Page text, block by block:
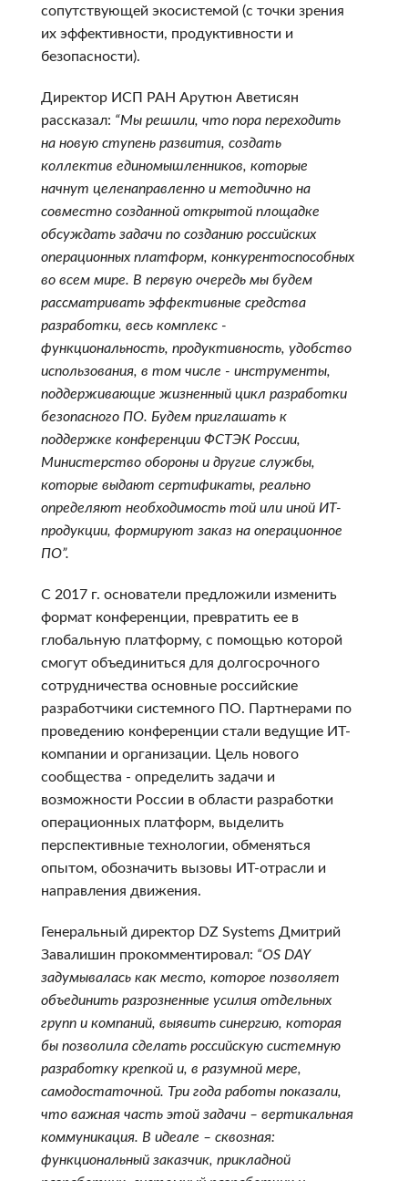
сопутствующей экосистемой (с точки зрения
их эффективности, продуктивности и
безопасности).
Директор ИСП РАН Арутюн Аветисян
рассказал: “Мы решили, что пора переходить
на новую ступень развития, создать
коллектив единомышленников, которые
начнут целенаправленно и методично на
совместно созданной открытой площадке
обсуждать задачи по созданию российских
операционных платформ, конкурентоспособных
во всем мире. В первую очередь мы будем
рассматривать эффективные средства
разработки, весь комплекс -
функциональность, продуктивность, удобство
использования, в том числе - инструменты,
поддерживающие жизненный цикл разработки
безопасного ПО. Будем приглашать к
поддержке конференции ФСТЭК России,
Министерство обороны и другие службы,
которые выдают сертификаты, реально
определяют необходимость той или иной ИТ-
продукции, формируют заказ на операционное
ПО”.
С 2017 г. основатели предложили изменить
формат конференции, превратить ее в
глобальную платформу, с помощью которой
смогут объединиться для долгосрочного
сотрудничества основные российские
разработчики системного ПО. Партнерами по
проведению конференции стали ведущие ИТ-
компании и организации. Цель нового
сообщества - определить задачи и
возможности России в области разработки
операционных платформ, выделить
перспективные технологии, обменяться
опытом, обозначить вызовы ИТ-отрасли и
направления движения.
Генеральный директор DZ Systems Дмитрий
Завалишин прокомментировал: “OS DAY
задумывалась как место, которое позволяет
объединить разрозненные усилия отдельных
групп и компаний, выявить синергию, которая
бы позволила сделать российскую системную
разработку крепкой и, в разумной мере,
самодостаточной. Три года работы показали,
что важная часть этой задачи – вертикальная
коммуникация. В идеале – сквозная:
функциональный заказчик, прикладной